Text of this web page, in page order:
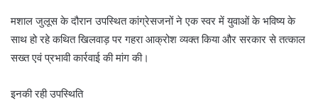
मशाल जुलूस के दौरान उपस्थित कांग्रेसजनों ने एक स्वर में युवाओं के भविष्य के
साथ हो रहे कथित खिलवाड़ पर गहरा आक्रोश व्यक्त किया और सरकार से तत्काल
सख्त एवं प्रभावी कार्रवाई की मांग की।
इनकी रही उपस्थिति